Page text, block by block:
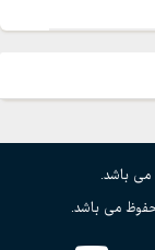
باشد.
می باشد.